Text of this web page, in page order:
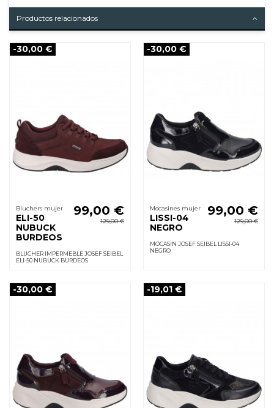
Productos relacionados
-30,00 €
Bluchers mujer
ELI-50
NUBUCK
BURDEOS
99,00 €
129,00 €
BLUCHER IMPERMEBLE JOSEF SEIBEL
ELI-50 NUBUCK BURDEOS
-30,00 €
Mocasines mujer
LISSI-04
NEGRO
99,00 €
129,00 €
MOCASIN JOSEF SEIBEL LISSI-04
NEGRO
-30,00 € -19,01 €